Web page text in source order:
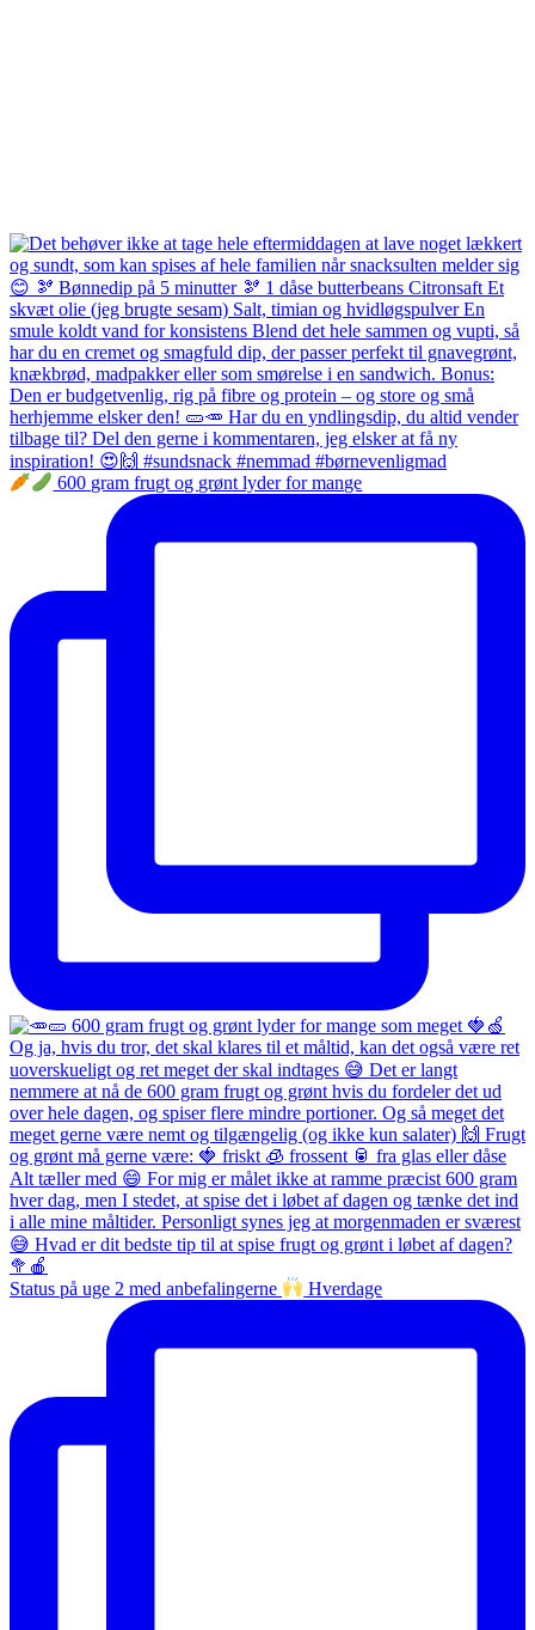
600 gram frugt og grønt lyder for mange
Status på uge 2 med anbefalingerne Hverdage